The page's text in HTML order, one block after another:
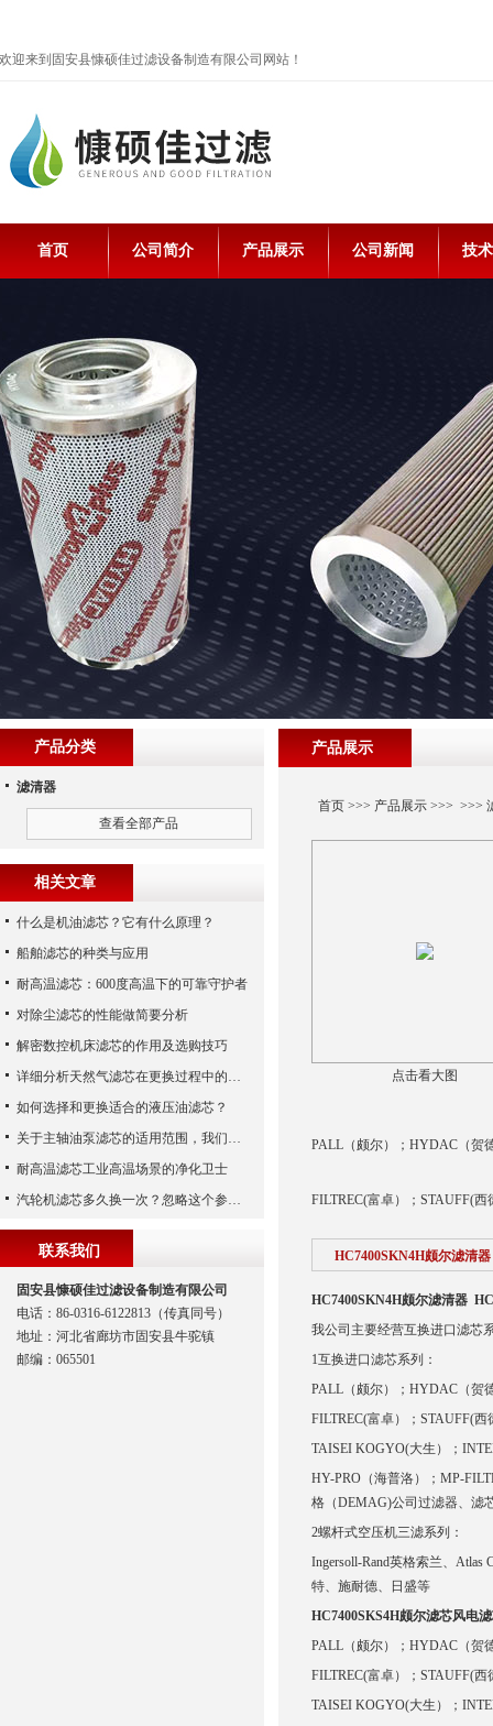
欢迎来到固安县慷硕佳过滤设备制造有限公司网站！
首页 公司简介 产品展示 公司新闻 技
产品展示
首页>>> 产品展示>>> >>>
点击看大图
PALL（颇尔）；HYDAC（贺
FILTREC(富卓）；STAUFF(
HC7400SKN4H颇尔滤清器
HC7400SKN4H颇尔滤清器
我公司主要经营互换进口滤芯
1互换进口滤芯系列：
PALL（颇尔）；HYDAC（贺
FILTREC(富卓）；STAUFF(
TAISEI KOGYO(大生）；
HY-PRO（海普洛）；MP-
格（DEMAG)公司过滤器、滤
2螺杆式空压机三滤系列：
Ingersoll-Rand英格索兰、Atlas
特、施耐德、日盛等
HC7400SKS4H颇尔滤芯风电
PALL（颇尔）；HYDAC（贺
FILTREC(富卓）；STAUFF(
TAISEI KOGYO(大生）；
产品分类
滤清器
查看全部产品
相关文章
什么是机油滤芯？它有什么原理？
船舶滤芯的种类与应用
耐高温滤芯：600度高温下的可靠守护者
对除尘滤芯的性能做简要分析
解密数控机床滤芯的作用及选购技巧
详细分析天然气滤芯在更换过程中的注意事项
如何选择和更换适合的液压油滤芯？
关于主轴油泵滤芯的适用范围，我们已经为您整理好了
耐高温滤芯工业高温场景的净化卫士
汽轮机滤芯多久换一次？忽略这个参数，机组非停损失可能上百万！
联系我们
固安县慷硕佳过滤设备制造有限公司
电话：86-0316-6122813（传真同号）
地址：河北省廊坊市固安县牛驼镇
邮编：065501